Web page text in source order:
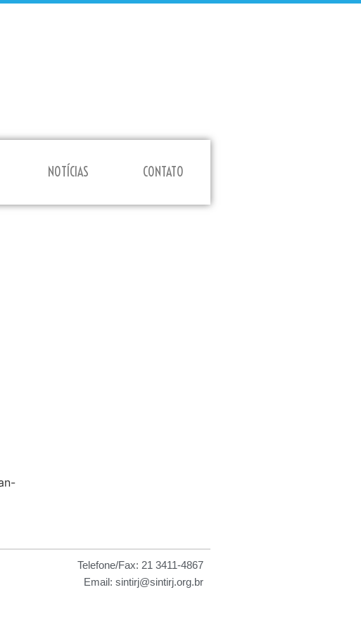
NOTÍCIAS CONTATO
Telefone/Fax: 21 3411-4867
Email: sintirj@sintirj.org.br